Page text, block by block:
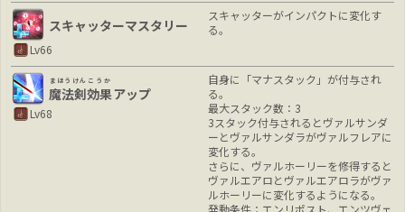
スキャッターマスタリー
Lv66
スキャッターがインパクトに変化す
る。
魔法剣
まほうけん
効果
こうか
アップ
Lv68
自身に「マナスタック」が付与され
る。
最大スタック数：3
3スタック付与されるとヴァルサンダ
ーとヴァルサンダラがヴァルフレアに
変化する。
さらに、ヴァルホーリーを修得すると
ヴァルエアロとヴァルエアロラがヴァ
ルホーリーに変化するようになる。
発動条件：エンリポスト、エンツヴェ